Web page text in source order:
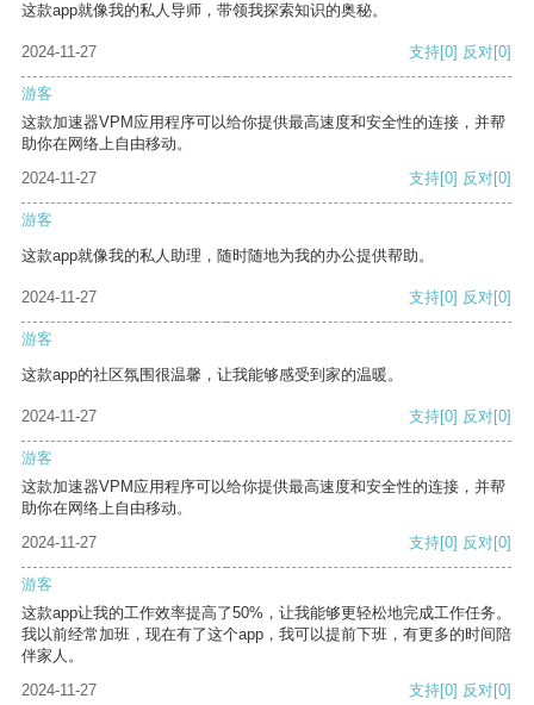
这款app就像我的私人导师，带领我探索知识的奥秘。
2024-11-27 支持[0] 反对[0]
游客
这款加速器VPM应用程序可以给你提供最高速度和安全性的连接，并帮
助你在网络上自由移动。
2024-11-27
支持[0] 反对[0]
游客
这款app就像我的私人助理，随时随地为我的办公提供帮助。
2024-11-27 支持[0] 反对[0]
游客
这款app的社区氛围很温馨，让我能够感受到家的温暖。
2024-11-27 支持[0] 反对[0]
游客
这款加速器VPM应用程序可以给你提供最高速度和安全性的连接，并帮
助你在网络上自由移动。
2024-11-27
支持[0] 反对[0]
游客
这款app让我的工作效率提高了50%，让我能够更轻松地完成工作任务。
我以前经常加班，现在有了这个app，我可以提前下班，有更多的时间陪
伴家人。
2024-11-27
支持[0] 反对[0]